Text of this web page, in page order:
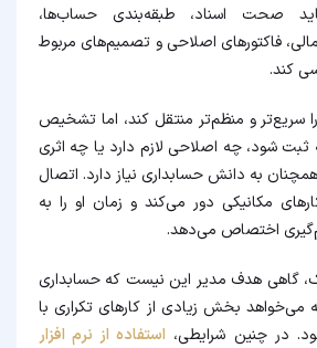
صحت اسناد، طبقه‌بندی حساب‌ها،
فاکتورهای اصلاحی و تصمیم‌های مربوط
کند.
را سریع‌تر و منظم‌تر منتقل کند، اما تشخیص
شود، چه اصلاحی لازم دارد یا چه اثری
به دانش حسابداری نیاز دارد. اتصال
مکانیکی دور می‌کند و زمان او را به
اختصاص می‌دهد.
گاهی هدف مدیر این نیست که حسابداری
می‌خواهد بخش زیادی از کارهای تکراری با
در چنین شرایطی، استفاده از نرم افزار